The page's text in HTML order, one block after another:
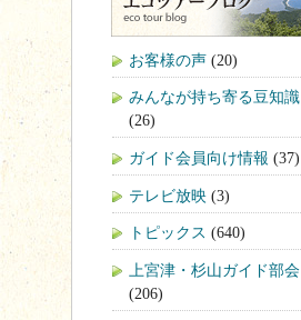
お客様の声 (20)
みんなが持ち寄る豆知識
(26)
ガイド会員向け情報 (37)
テレビ放映 (3)
トピックス (640)
上宮津・杉山ガイド部会
(206)